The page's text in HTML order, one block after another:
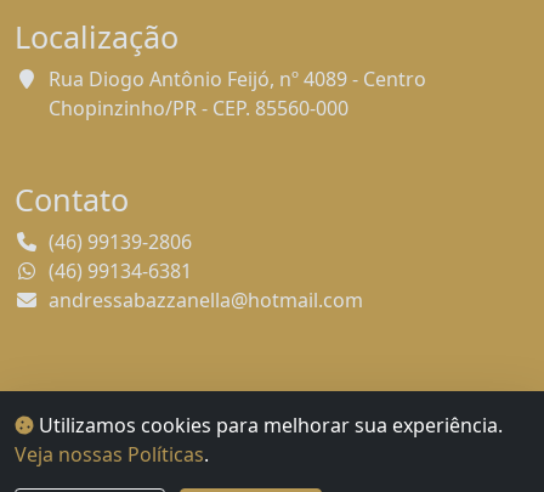
Localização
Rua Diogo Antônio Feijó, nº 4089 - Centro
Chopinzinho/PR - CEP. 85560-000
Contato
(46) 99139-2806
(46) 99134-6381
andressabazzanella@hotmail.com
Utilizamos cookies para melhorar sua experiência.
Veja nossas Políticas.